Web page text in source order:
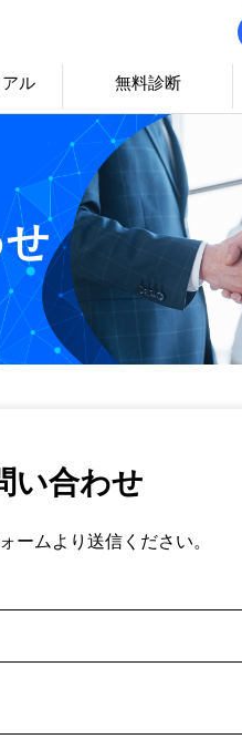
ル 無料診断
い合わせ
ムより送信ください。